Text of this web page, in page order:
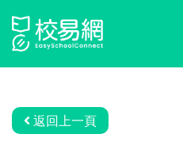
搜
務 返回上一頁